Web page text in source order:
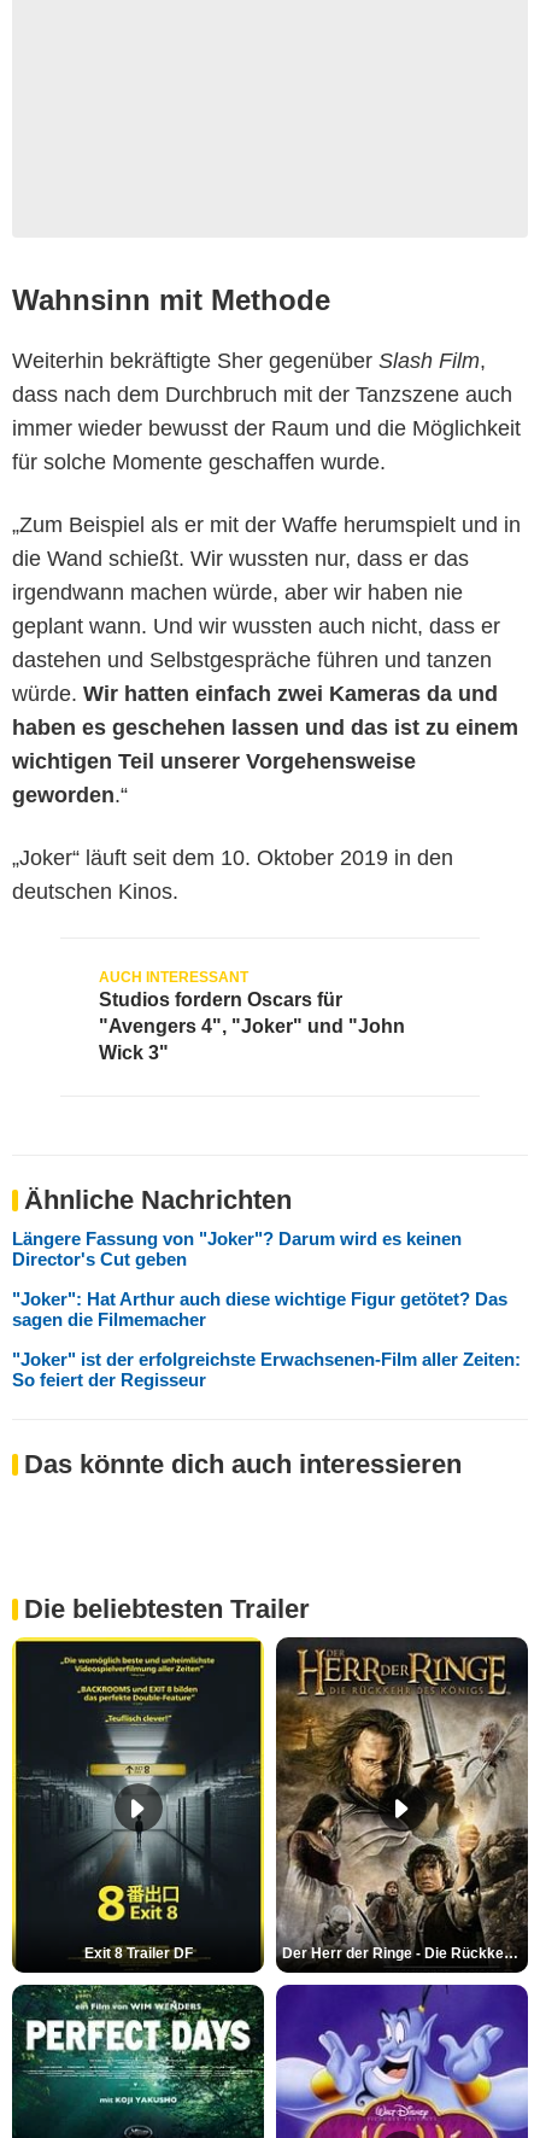
Wahnsinn mit Methode
Weiterhin bekräftigte Sher gegenüber Slash Film,
dass nach dem Durchbruch mit der Tanzszene auch
immer wieder bewusst der Raum und die Möglichkeit
für solche Momente geschaffen wurde.
„Zum Beispiel als er mit der Waffe herumspielt und in
die Wand schießt. Wir wussten nur, dass er das
irgendwann machen würde, aber wir haben nie
geplant wann. Und wir wussten auch nicht, dass er
dastehen und Selbstgespräche führen und tanzen
würde. Wir hatten einfach zwei Kameras da und
haben es geschehen lassen und das ist zu einem
wichtigen Teil unserer Vorgehensweise
geworden.“
„Joker“ läuft seit dem 10. Oktober 2019 in den
deutschen Kinos.
Studios fordern Oscars für
"Avengers 4", "Joker" und "John
Wick 3"
Ähnliche Nachrichten
Längere Fassung von "Joker"? Darum wird es keinen
Director's Cut geben
"Joker": Hat Arthur auch diese wichtige Figur getötet? Das
sagen die Filmemacher
"Joker" ist der erfolgreichste Erwachsenen-Film aller Zeiten:
So feiert der Regisseur
Das könnte dich auch interessieren
Die beliebtesten Trailer
Exit 8 Trailer DF Der Herr der Ringe - Die Rückkehr des Königs Trailer OV